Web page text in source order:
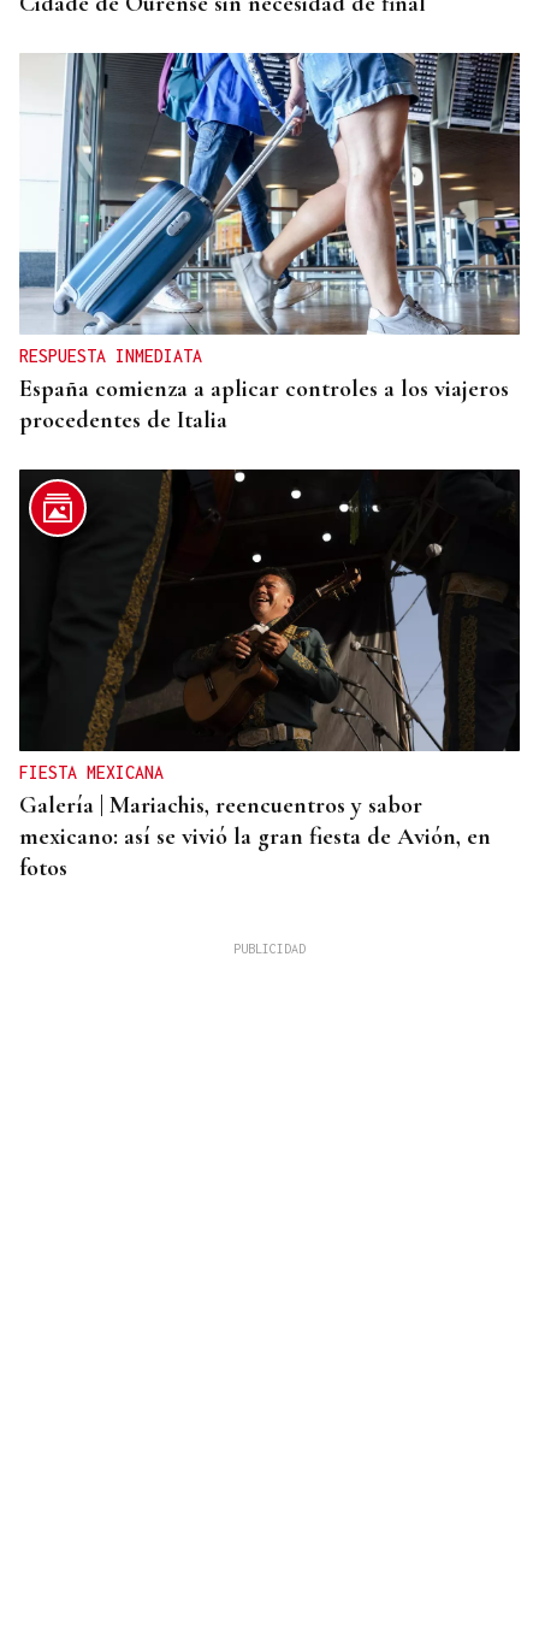
RESPUESTA INMEDIATA
España comienza a aplicar controles a los viajeros
procedentes de Italia
FIESTA MEXICANA
Galería | Mariachis, reencuentros y sabor
mexicano: así se vivió la gran fiesta de Avión, en
fotos